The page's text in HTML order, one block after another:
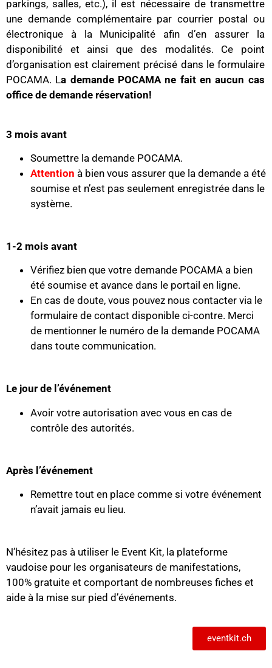
parkings, salles, etc.), il est nécessaire de transmettre
une demande complémentaire par courrier postal ou
électronique à la Municipalité afin d’en assurer la
disponibilité et ainsi que des modalités. Ce point
d’organisation est clairement précisé dans le formulaire
POCAMA. La demande POCAMA ne fait en aucun cas
office de demande réservation!
3 mois avant
Soumettre la demande POCAMA.
Attention à bien vous assurer que la demande a été
soumise et n’est pas seulement enregistrée dans le
système.
1-2 mois avant
Vérifiez bien que votre demande POCAMA a bien
été soumise et avance dans le portail en ligne.
En cas de doute, vous pouvez nous contacter via le
formulaire de contact disponible ci-contre. Merci
de mentionner le numéro de la demande POCAMA
dans toute communication.
Le jour de l’événement
Avoir votre autorisation avec vous en cas de
contrôle des autorités.
Après l’événement
Remettre tout en place comme si votre événement
n’avait jamais eu lieu.
N’hésitez pas à utiliser le Event Kit, la plateforme
vaudoise pour les organisateurs de manifestations,
100% gratuite et comportant de nombreuses fiches et
aide à la mise sur pied d’événements.
eventkit.ch